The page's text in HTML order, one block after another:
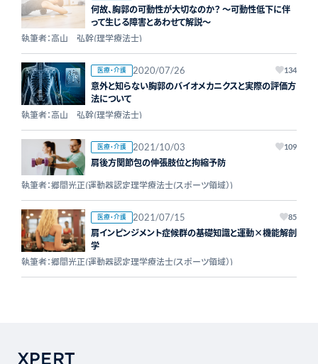
何故、胸郭の可動性が大切なのか？ ～可動性低下に伴
って生じる障害とあわせて解説～
執筆者：高山 弘幹(理学療法士)
医療・介護 2020/07/26 134
意外と知らない胸郭のバイオメカニクスと実際の評価方
法について
執筆者：高山 弘幹(理学療法士)
医療・介護 2021/10/03 109
肩後方関節包の伸張肢位と拘縮予防
執筆者：郷間光正(運動器認定理学療法士(スポーツ領域）)
医療・介護 2021/07/15 85
肩インピンジメント症候群の基礎知識と運動×機能解剖
学
執筆者：郷間光正(運動器認定理学療法士(スポーツ領域）)